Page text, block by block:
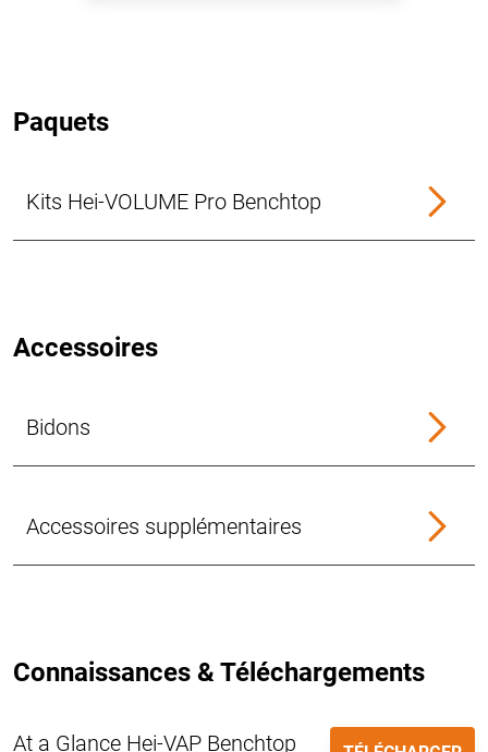
Paquets
Kits Hei-VOLUME Pro Benchtop
Accessoires
Bidons
Accessoires supplémentaires
Connaissances & Téléchargements
At a Glance Hei-VAP Benchtop